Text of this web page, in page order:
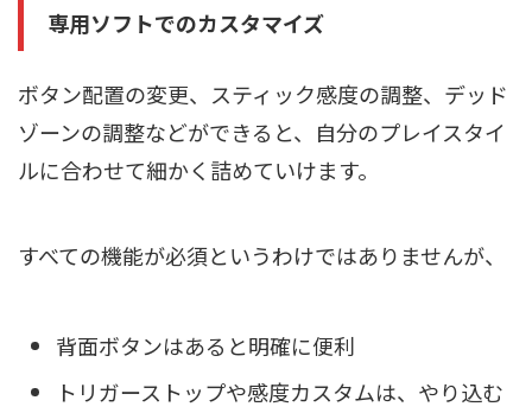
専用ソフトでのカスタマイズ
ボタン配置の変更、スティック感度の調整、デッド
ゾーンの調整などができると、自分のプレイスタイ
ルに合わせて細かく詰めていけます。
すべての機能が必須というわけではありませんが、
背面ボタンはあると明確に便利
トリガーストップや感度カスタムは、やり込む